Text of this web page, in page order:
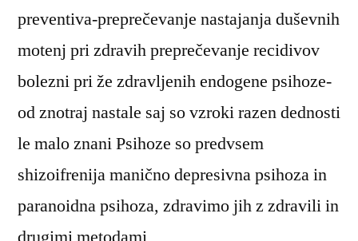
preventiva-preprečevanje nastajanja duševnih
motenj pri zdravih preprečevanje recidivov
bolezni pri že zdravljenih endogene psihoze-
od znotraj nastale saj so vzroki razen dednosti
le malo znani Psihoze so predvsem
shizoifrenija manično depresivna psihoza in
paranoidna psihoza, zdravimo jih z zdravili in